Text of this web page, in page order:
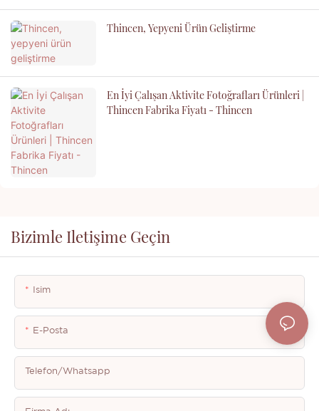
Thincen, Yepyeni Ürün Geliştirme
En İyi Çalışan Aktivite Fotoğrafları Ürünleri |
Thincen Fabrika Fiyatı - Thincen
Bizimle Iletişime Geçin
Isim
E-Posta
Telefon/whatsapp